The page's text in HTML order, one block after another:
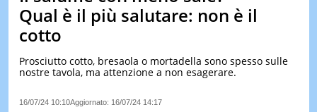
Qual è il più salutare: non è il
cotto
Prosciutto cotto, bresaola o mortadella sono spesso sulle
nostre tavola, ma attenzione a non esagerare.
16/07/24 10:10Aggiornato: 16/07/24 14:17